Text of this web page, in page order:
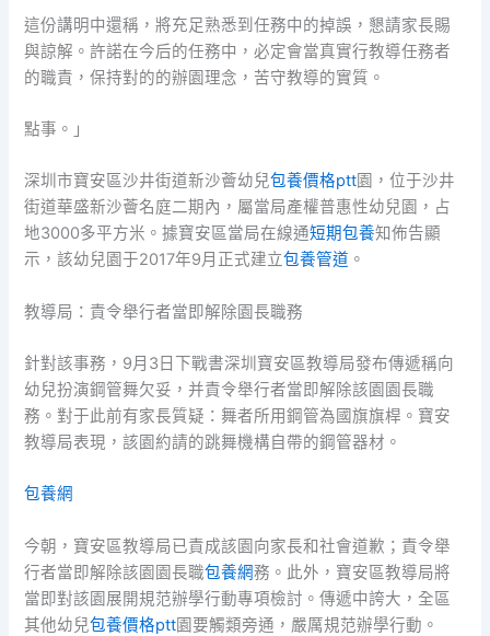
這份講明中還稱，將充足熟悉到任務中的掉誤，懇請家長賜
與諒解。許諾在今后的任務中，必定會當真實行教導任務者
的職責，保持對的的辦園理念，苦守教導的實質。
點事。」
深圳市寶安區沙井街道新沙薈幼兒包養價格ptt園，位于沙井
街道華盛新沙薈名庭二期內，屬當局產權普惠性幼兒園，占
地3000多平方米。據寶安區當局在線通短期包養知佈告顯
示，該幼兒園于2017年9月正式建立包養管道 。
教導局：責令舉行者當即解除園長職務
針對該事務，9月3日下戰書深圳寶安區教導局發布傳遞稱向
幼兒扮演鋼管舞欠妥，并責令舉行者當即解除該園園長職
務。對于此前有家長質疑：舞者所用鋼管為國旗旗桿。寶安
教導局表現，該園約請的跳舞機構自帶的鋼管器材。
包養網
今朝，寶安區教導局已責成該園向家長和社會道歉；責令舉
行者當即解除該園園長職包養網務。此外，寶安區教導局將
當即對該園展開規范辦學行動專項檢討。傳遞中誇大，全區
其他幼兒包養價格ptt園要觸類旁通，嚴厲規范辦學行動。